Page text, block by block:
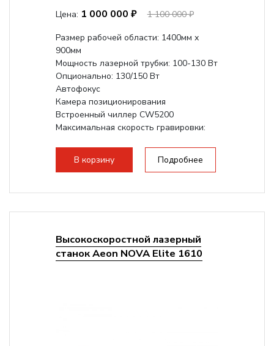
Цена: 1 000 000 ₽
1 100 000 ₽
Размер рабочей области: 1400мм х
900мм
Мощность лазерной трубки: 100-130 Вт
Опционально: 130/150 Вт
Автофокус
Камера позиционирования
Встроенный чиллер CW5200
Максимальная скорость гравировки:
140мм,...
В корзину Подробнее
Высокоскоростной лазерный
станок Aeon NOVA Elite 1610